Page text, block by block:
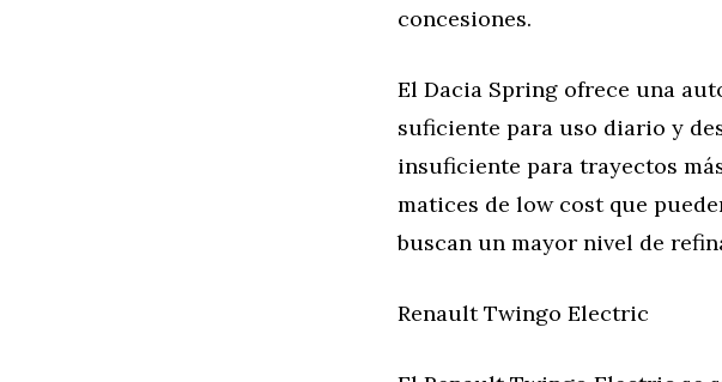
concesiones.
El Dacia Spring ofrece una
suficiente para uso diario y
insuficiente para trayectos
matices de low cost que
buscan un mayor nivel de
Renault Twingo Electric